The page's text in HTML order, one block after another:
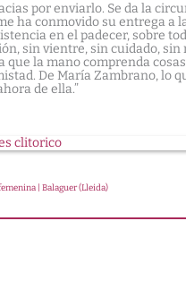
por enviarlo. Se da la
ha conmovido su entrega
en el padecer, sobre
sin vientre, sin cuidado,
la mano comprenda
De María Zambrano, lo
de ella.”
| Balaguer (Lleida)